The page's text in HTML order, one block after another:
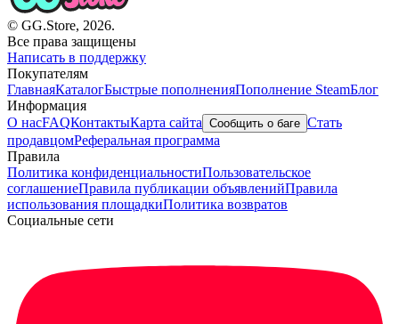
© GG.Store, 2026.
Все права защищены
Написать в поддержку
Покупателям
ГлавнаяКаталогБыстрые пополненияПополнение SteamБлог
Информация
О насFAQКонтактыКарта сайта Сообщить о баге Стать
продавцомРеферальная программа
Правила
Политика конфиденциальностиПользовательское
соглашениеПравила публикации объявленийПравила
использования площадкиПолитика возвратов
Социальные сети